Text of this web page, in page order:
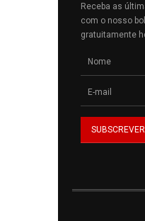
Receba as
com o nosso
gratuitamente